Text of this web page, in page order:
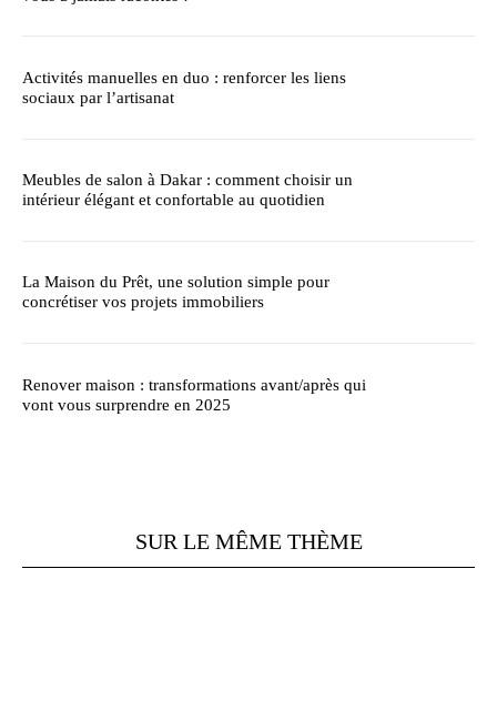
Activités manuelles en duo : renforcer les liens
sociaux par l’artisanat
Meubles de salon à Dakar : comment choisir un
intérieur élégant et confortable au quotidien
La Maison du Prêt, une solution simple pour
concrétiser vos projets immobiliers
Renover maison : transformations avant/après qui
vont vous surprendre en 2025
SUR LE MÊME THÈME